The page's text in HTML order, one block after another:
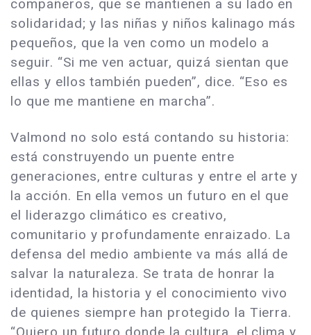
compañeros, que se mantienen a su lado en
solidaridad; y las niñas y niños kalinago más
pequeños, que la ven como un modelo a
seguir. “Si me ven actuar, quizá sientan que
ellas y ellos también pueden”, dice. “Eso es
lo que me mantiene en marcha”.
Valmond no solo está contando su historia:
está construyendo un puente entre
generaciones, entre culturas y entre el arte y
la acción. En ella vemos un futuro en el que
el liderazgo climático es creativo,
comunitario y profundamente enraizado. La
defensa del medio ambiente va más allá de
salvar la naturaleza. Se trata de honrar la
identidad, la historia y el conocimiento vivo
de quienes siempre han protegido la Tierra.
“Quiero un futuro donde la cultura, el clima y